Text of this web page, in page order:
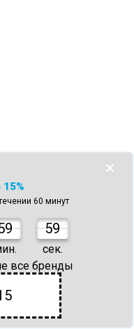
15%
60 минут
59
сек.
все бренды
×